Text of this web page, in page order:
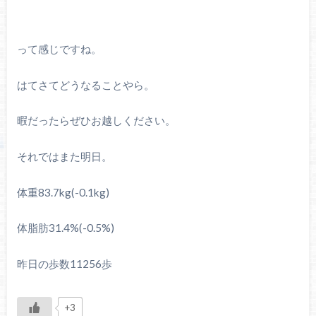
って感じですね。
はてさてどうなることやら。
暇だったらぜひお越しください。
それではまた明日。
体重83.7kg(-0.1kg)
体脂肪31.4%(-0.5%)
昨日の歩数11256歩
+3